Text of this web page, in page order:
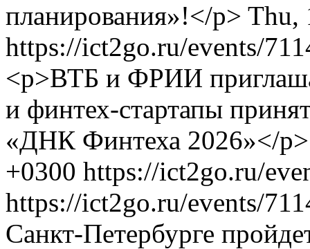
планирования»!</p> Thu,
https://ict2go.ru/events/
<p>ВТБ и ФРИИ
и финтех-стартапы
«ДНК Финтеха 2026»</p>
+0300 https://ict2go.ru/
https://ict2go.ru/events/
Санкт-Петербурге